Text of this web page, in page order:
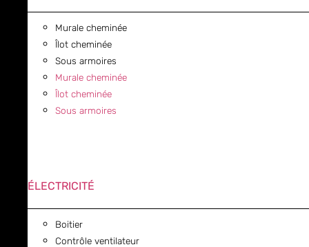
Murale cheminée
Îlot cheminée
Sous armoires
Murale cheminée
Îlot cheminée
Sous armoires
ÉLECTRICITÉ
Boitier
Contrôle ventilateur